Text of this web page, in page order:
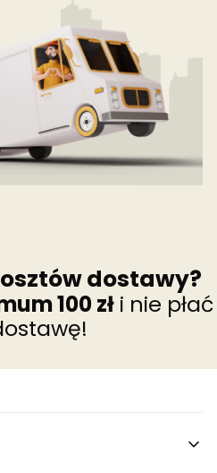
dostawy?
100 złi nie płać